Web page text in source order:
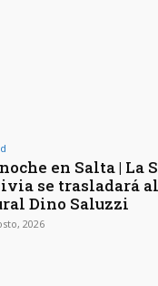
en Salta | La
se trasladará
Dino Saluzzi
2026